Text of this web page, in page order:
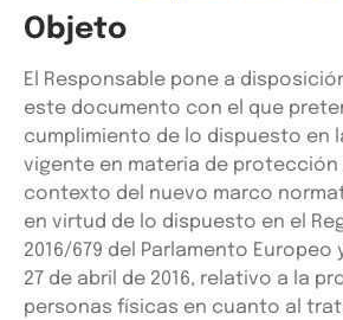
Objeto
El Responsable pone a
este documento con el que
cumplimiento de lo dispuesto en
vigente en materia de protección
contexto del nuevo marco
en virtud de lo dispuesto en el
2016/679 del Parlamento Europeo
27 de abril de 2016, relativo a la
personas físicas en cuanto al